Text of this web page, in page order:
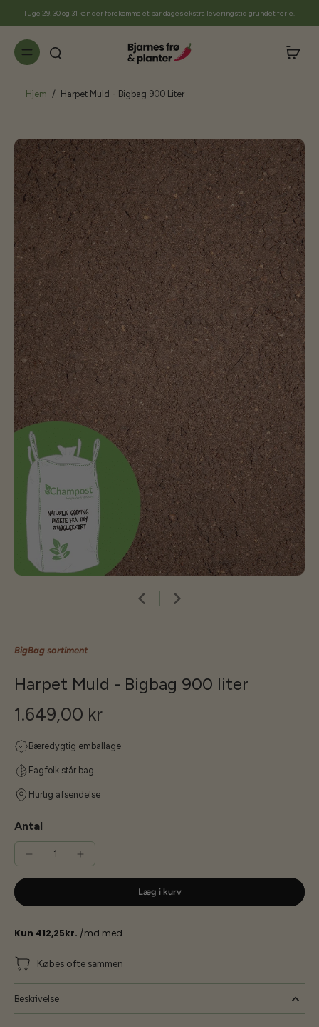
I uge 29, 30 og 31 kan der forekomme et par dages ekstra leveringstid grundet ferie.
Hjem / Harpet Muld - Bigbag 900 Liter
BigBag sortiment
Harpet Muld - Bigbag 900 liter
1.649,00 kr
Bæredygtig emballage
Fagfolk står bag
Hurtig afsendelse
Antal
Læg i kurv
Købes ofte sammen
Beskrivelse